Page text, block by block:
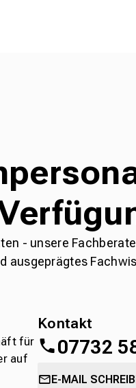
- unsere
ausgeprägtes
für
auf
Kontakt
07732
oderdirekt über
E-MAIL